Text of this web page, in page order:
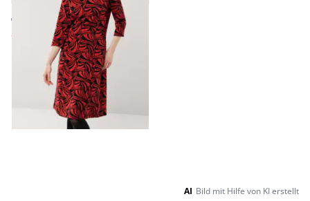
ab € 129,00
ab € 74,99 (-42%)
AI Bild mit Hilfe von KI erstellt